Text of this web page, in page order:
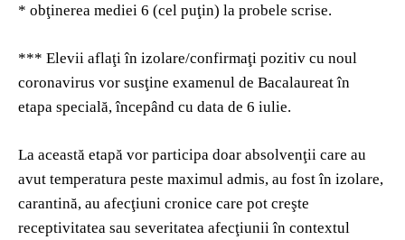
* obţinerea mediei 6 (cel puţin) la probele scrise.
*** Elevii aflaţi în izolare/confirmaţi pozitiv cu noul
coronavirus vor susţine examenul de Bacalaureat în
etapa specială, începând cu data de 6 iulie.
La această etapă vor participa doar absolvenţii care au
avut temperatura peste maximul admis, au fost în izolare,
carantină, au afecţiuni cronice care pot creşte
receptivitatea sau severitatea afecţiunii în contextul